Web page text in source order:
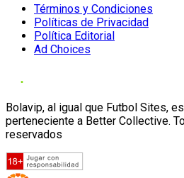
Términos y Condiciones
Políticas de Privacidad
Política Editorial
Ad Choices
Bolavip, al igual que Futbol Sites,
perteneciente a Better Collective.
reservados